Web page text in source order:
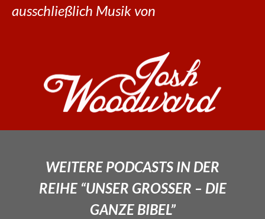
ausschließlich Musik von
WEITERE PODCASTS IN DER
REIHE “UNSER GROSSER – DIE
GANZE BIBEL”